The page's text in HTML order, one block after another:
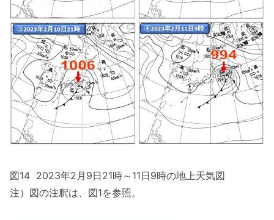
図14 2023年2月9日21時～11日9時の地上天気図
注）図の注釈は、図1を参照。